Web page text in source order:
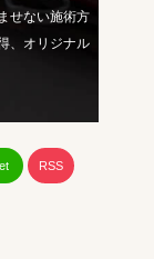
せない施術方
、オリジナル
RSS